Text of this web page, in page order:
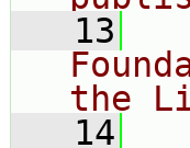
   13
the
   14